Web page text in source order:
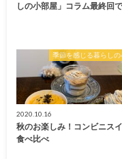
しの小部屋」コラム最終回で
季節を感じる暮らしの
2020.10.16
秋のお楽しみ！コンビニス
食べ比べ